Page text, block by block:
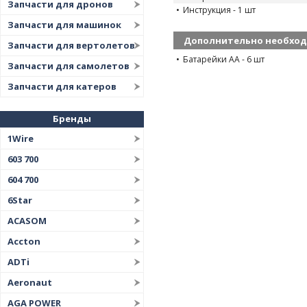
Запчасти для дронов
Запчасти для машинок
Запчасти для вертолетов
Запчасти для самолетов
Запчасти для катеров
Бренды
1Wire
603 700
604 700
6Star
ACASOM
Accton
ADTi
Aeronaut
AGA POWER
Инструкция - 1 шт
Дополнительно
Батарейки АА - 6 шт